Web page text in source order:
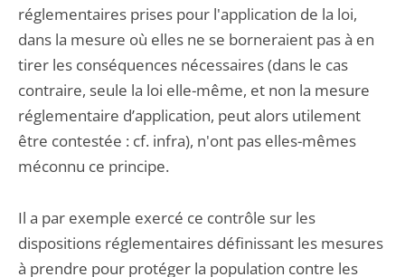
réglementaires prises pour l'application de la loi,
dans la mesure où elles ne se borneraient pas à en
tirer les conséquences nécessaires (dans le cas
contraire, seule la loi elle-même, et non la mesure
réglementaire d’application, peut alors utilement
être contestée : cf. infra), n'ont pas elles-mêmes
méconnu ce principe.
Il a par exemple exercé ce contrôle sur les
dispositions réglementaires définissant les mesures
à prendre pour protéger la population contre les